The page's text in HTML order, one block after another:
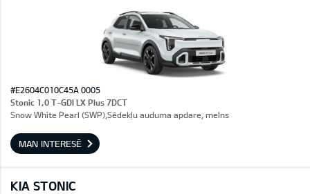
#E2604C010C45A 0005
Stonic 1,0 T-GDI LX Plus 7DCT
Snow White Pearl (SWP),Sēdekļu auduma apdare, melns
MAN INTERESĒ
KIA STONIC